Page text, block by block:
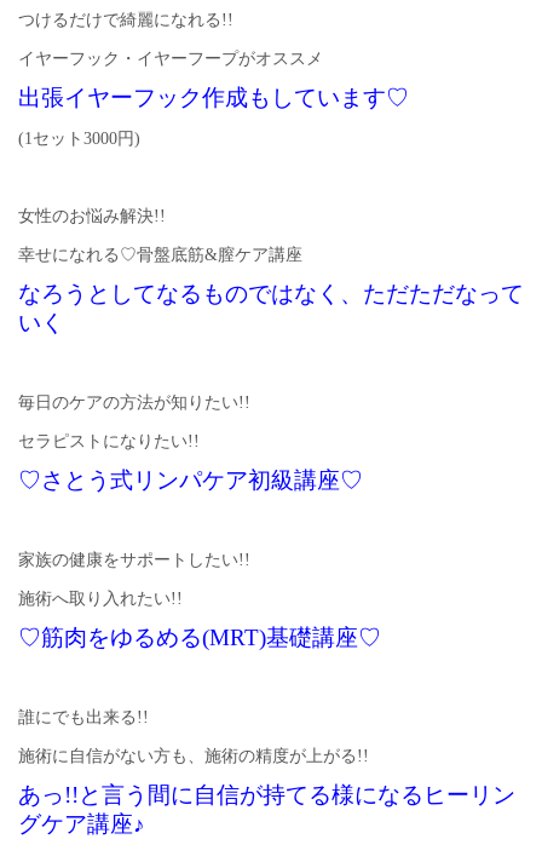
つけるだけで綺麗になれる!!
イヤーフック・イヤーフープがオススメ
出張イヤーフック作成もしています♡
(1セット3000円)
女性のお悩み解決!!
幸せになれる♡骨盤底筋&膣ケア講座
なろうとしてなるものではなく、ただただなって
いく
毎日のケアの方法が知りたい!!
セラピストになりたい!!
♡さとう式リンパケア初級講座♡
家族の健康をサポートしたい!!
施術へ取り入れたい!!
♡筋肉をゆるめる(MRT)基礎講座♡
誰にでも出来る!!
施術に自信がない方も、施術の精度が上がる!!
あっ!!と言う間に自信が持てる様になるヒーリン
グケア講座♪